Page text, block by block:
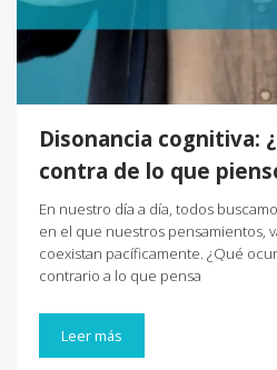
Disonancia cognitiva:
contra de lo que
En nuestro día a día, todos
en el que nuestros pensamientos,
coexistan pacíficamente. ¿Qué
contrario a lo que pensa
Leer más